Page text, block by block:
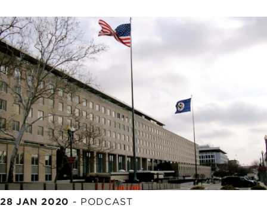
28 JAN 2020 - PODCAST